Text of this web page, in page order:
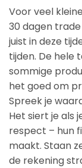
Voor veel
30 dagen
juist in deze
tijden. De hele
sommige
het goed om
Spreek je
Het siert je als
respect – hun
maakt. Staan
de rekening